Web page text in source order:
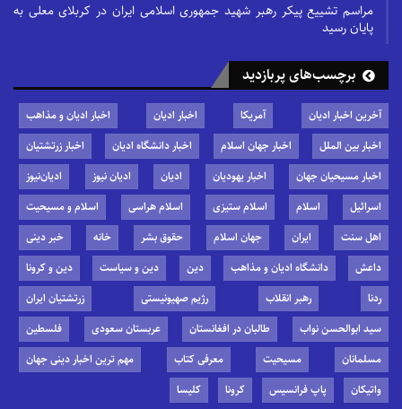
مراسم تشییع پیکر رهبر شهید جمهوری اسلامی ایران در کربلای معلی به
پایان رسید
برچسب‌های پربازدید
آخرین اخبار ادیان آمریکا اخبار ادیان
اخبار ادیان و مذاهب
اخبار بین الملل
اخبار جهان اسلام اخبار دانشگاه ادیان
اخبار زرتشتیان
اخبار مسیحیان جهان
اخبار یهودیان ادیان ادیان نیوز
ادیان‌نیوز
اسرائیل
اسلام اسلام ستیزی اسلام هراسی
اسلام و مسیحیت
اهل سنت
ایران جهان اسلام حقوق بشر خانه
خبر دینی
داعش
دانشگاه ادیان و مذاهب دین دین و سیاست
دین و کرونا
ردنا
رهبر انقلاب رژیم صهیونیستی
زرتشتیان ایران
سید ابوالحسن نواب
طالبان در افغانستان عربستان سعودی
فلسطین
مسلمانان
مسیحیت معرفی کتاب
مهم ترین اخبار دینی جهان
واتیکان
پاپ فرانسیس کرونا کلیسا